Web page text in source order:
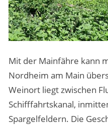
Mit der Mainfähre kann
Nordheim am Main
Weinort liegt zwischen
Schifffahrtskanal,
Spargelfeldern. Die